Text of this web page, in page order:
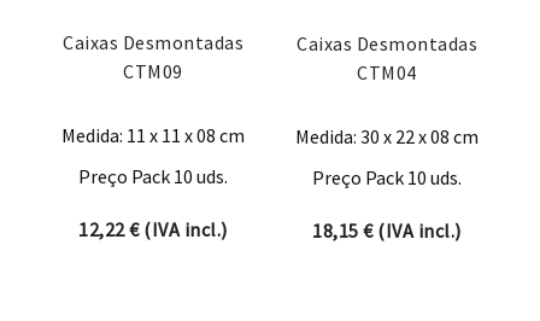
Caixas Desmontadas
CTM09
Medida: 11 x 11 x 08 cm
Preço Pack 10 uds.
12,22€(IVA incl.)
Caixas Desmontadas
CTM04
Medida: 30 x 22 x 08 cm
Preço Pack 10 uds.
18,15€(IVA incl.)